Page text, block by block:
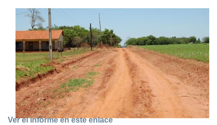
Ver el informe en este enlace